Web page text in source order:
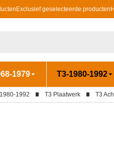
Exclusief geselecteerde producten
1979 T3-1980-1992
1992 T3 Plaatwerk T3